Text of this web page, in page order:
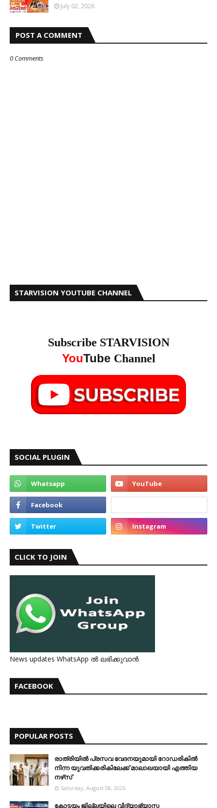
July 02, 2026
POST A COMMENT
0 Comments
STARVISION YOUTUBE CHANNEL
Subscribe STARVISION
YouTube Channel
SOCIAL PLUGIN
CLICK TO JOIN
News updates WhatsApp ൽ ലഭിക്കുവാൻ
FACEBOOK
POPULAR POSTS
രാത്രിയില്‍ പ്രസവ വേദനയുമായി റോഡരികില്‍
നിന്ന യുവതിക്കരികിലേക്ക് മാലാഖയായി എത്തിയ
നഴ്‌സ്
Saturday, August 08, 2026
കോട്ടയം ജില്ലയിലെ വിദ്യാഭ്യാസ